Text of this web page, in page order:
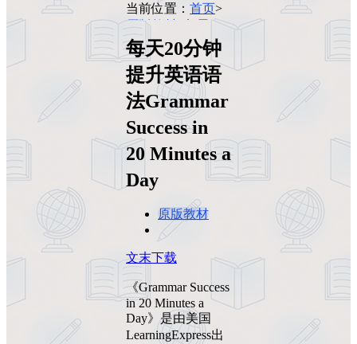
当前位置： 首页>
原版教材
每天20
分钟提升英语语法
Grammar Success in
20 Minutes a Day
每天20分钟
提升英语语
法Grammar
Success in
20 Minutes a
Day
原版教材
文末下载
《Grammar Success
in 20 Minutes a
Day》是由美国
LearningExpress出